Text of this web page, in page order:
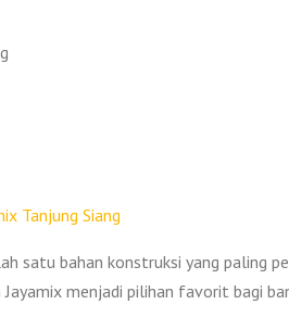
satu bahan konstruksi yang paling
Jayamix menjadi pilihan favorit bagi